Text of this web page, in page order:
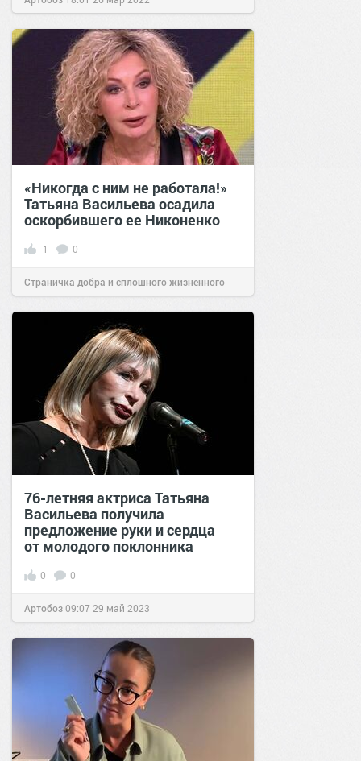
«Никогда с ним не работала!»
Татьяна Васильева осадила
оскорбившего ее Никоненко
-1 0
Страничка добра и сплошного жизненного
позитива!17:1016 июн 2022
76-летняя актриса Татьяна
Васильева получила
предложение руки и сердца
от молодого поклонника
0 0
Артобоз09:07 29 май 2023